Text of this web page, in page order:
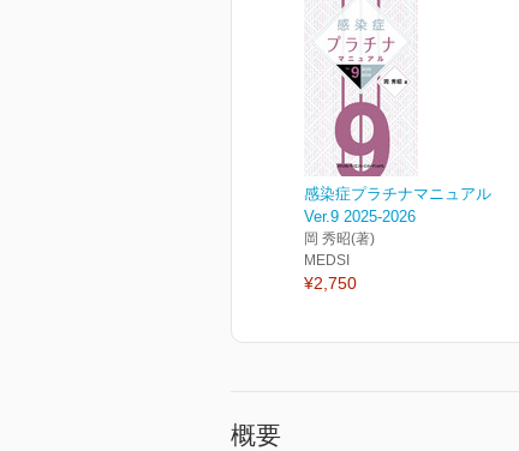
感染症プラチナマニュアル
Ver.9 2025-2026
岡 秀昭(著)
MEDSI
¥2,750
概要